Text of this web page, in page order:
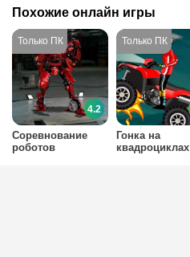
Похожие онлайн игры
Соревнование
роботов
4.2
Гонка на
квадроциклах